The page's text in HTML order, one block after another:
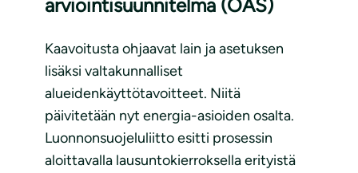
arviointisuunnitelma (OAS)
Kaavoitusta ohjaavat lain ja asetuksen
lisäksi valtakunnalliset
alueidenkäyttötavoitteet. Niitä
päivitetään nyt energia-asioiden osalta.
Luonnonsuojeluliitto esitti prosessin
aloittavalla lausuntokierroksella erityistä